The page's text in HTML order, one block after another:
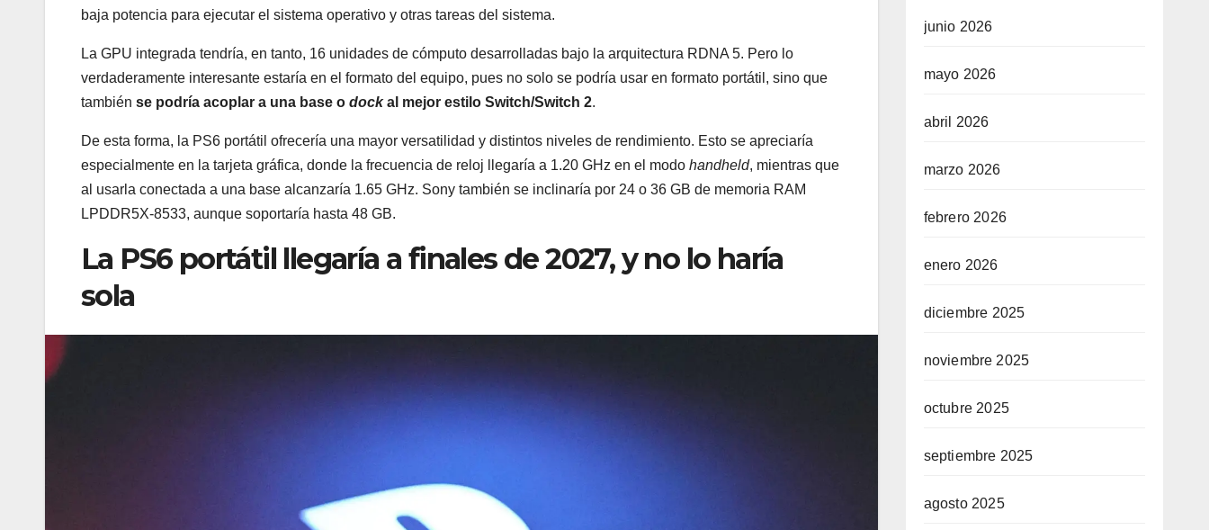
baja potencia para ejecutar el sistema operativo y otras tareas del sistema.
La GPU integrada tendría, en tanto, 16 unidades de cómputo desarrolladas bajo la arquitectura RDNA 5. Pero lo
verdaderamente interesante estaría en el formato del equipo, pues no solo se podría usar en formato portátil, sino que
también se podría acoplar a una base o dockal mejor estilo Switch/Switch 2.
De esta forma, la PS6 portátil ofrecería una mayor versatilidad y distintos niveles de rendimiento. Esto se apreciaría
especialmente en la tarjeta gráfica, donde la frecuencia de reloj llegaría a 1.20 GHz en el modo handheld, mientras que
al usarla conectada a una base alcanzaría 1.65 GHz. Sony también se inclinaría por 24 o 36 GB de memoria RAM
LPDDR5X-8533, aunque soportaría hasta 48 GB.
La PS6 portátil llegaría a finales de 2027, y no lo haría
sola
junio 2026
mayo 2026
abril 2026
marzo 2026
febrero 2026
enero 2026
diciembre 2025
noviembre 2025
octubre 2025
septiembre 2025
agosto 2025